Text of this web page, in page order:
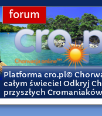
forum
Platforma cro.pl©
całym świecie! Odkryj
przyszłych